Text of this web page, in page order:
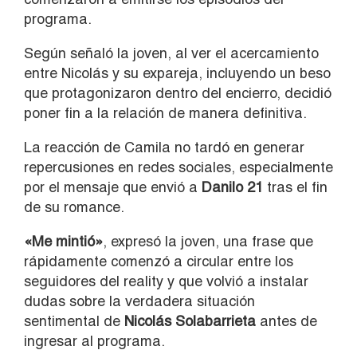
programa.
Según señaló la joven, al ver el acercamiento
entre Nicolás y su expareja, incluyendo un beso
que protagonizaron dentro del encierro, decidió
poner fin a la relación de manera definitiva.
La reacción de Camila no tardó en generar
repercusiones en redes sociales, especialmente
por el mensaje que envió a Danilo 21 tras el fin
de su romance.
«Me mintió», expresó la joven, una frase que
rápidamente comenzó a circular entre los
seguidores del reality y que volvió a instalar
dudas sobre la verdadera situación
sentimental de Nicolás Solabarrieta antes de
ingresar al programa.